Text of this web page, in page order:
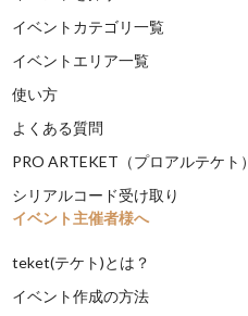
イベントカテゴリ一覧
イベントエリア一覧
使い方
よくある質問
PRO ARTEKET（プロアルテケト）
シリアルコード受け取り
イベント主催者様へ
teket(テケト)とは？
イベント作成の方法